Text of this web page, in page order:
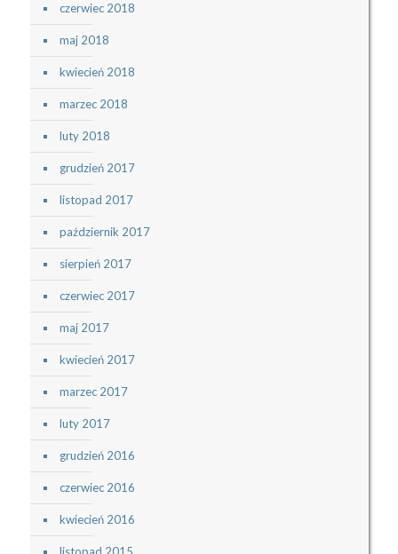
czerwiec 2018
maj 2018
kwiecień 2018
marzec 2018
luty 2018
grudzień 2017
listopad 2017
październik 2017
sierpień 2017
czerwiec 2017
maj 2017
kwiecień 2017
marzec 2017
luty 2017
grudzień 2016
czerwiec 2016
kwiecień 2016